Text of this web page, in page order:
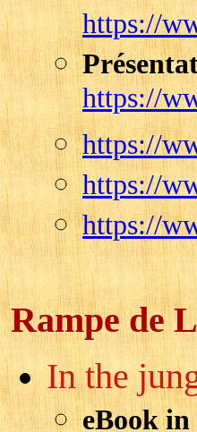
https://
https://
https://
https://
https://
Rampe de
In the
eBook